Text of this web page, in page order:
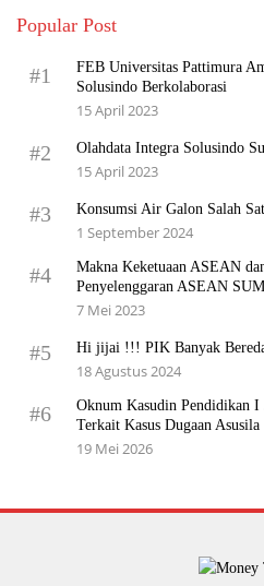
Popular Post
#1
FEB Universitas Pattimura
Solusindo Berkolaborasi
15 April 2023
#2 Olahdata Integra Solusindo
15 April 2023
#3 Konsumsi Air Galon Salah
1 September 2024
#4
Makna Keketuaan ASEAN
Penyelenggaran ASEAN
7 Mei 2023
#5 Hi jijai !!! PIK Banyak
18 Agustus 2024
#6
Oknum Kasudin Pendidikan I
Terkait Kasus Dugaan Asusila
19 Mei 2026